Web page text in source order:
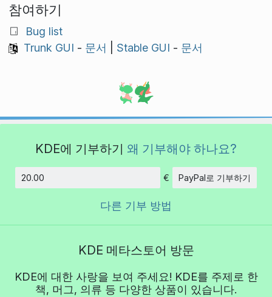
참여하기
Bug list
Trunk GUI - 문서 Stable GUI - 문서
KDE에 기부하기 왜 기부해야 하나요?
€ PayPal로 기부하기
다른 기부 방법
KDE 메타스토어 방문
KDE에 대한 사랑을 보여 주세요! KDE를 주제로 한
책, 머그, 의류 등 다양한 상품이 있습니다.